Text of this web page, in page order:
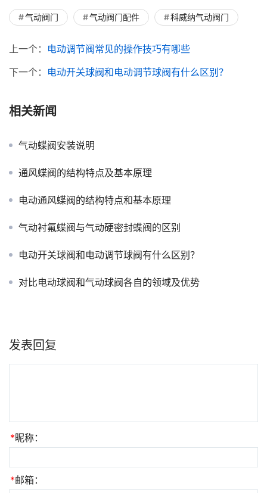
气动阀门 气动阀门配件 科威纳气动阀门
上一个： 电动调节阀常见的操作技巧有哪些
下一个： 电动开关球阀和电动调节球阀有什么区别？
相关新闻
气动蝶阀安装说明
通风蝶阀的结构特点及基本原理
电动通风蝶阀的结构特点和基本原理
气动衬氟蝶阀与气动硬密封蝶阀的区别
电动开关球阀和电动调节球阀有什么区别？
对比电动球阀和气动球阀各自的领域及优势
发表回复
*昵称：
*邮箱：